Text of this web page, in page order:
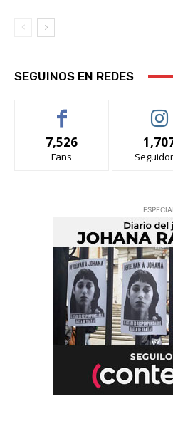
SEGUINOS EN REDES
7,526
Fans
ESPECIAL